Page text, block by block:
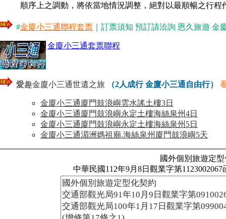
順序上之調動，將依當地情況調整，絕對以最順暢之行程
#金廈小三通聯程套票 ｜訂票須知 預訂請洽詢 恩久旅遊 金
金廈小三通套票聯程
愛趣金廈小三通世遺之旅 （2人成行 金廈小三通自由行）
金廈小三通廈門鼓浪嶼雲水謠土樓3日
金廈小三通廈門鼓浪嶼永定土樓海絲泉州4日
金廈小三通廈門鼓浪嶼永定土樓海絲泉州5日
金廈小三通湄洲媽祖廟.海絲泉州廈門鼓浪嶼5天
國外個別旅遊定
中華民國112年9月8日觀業字第